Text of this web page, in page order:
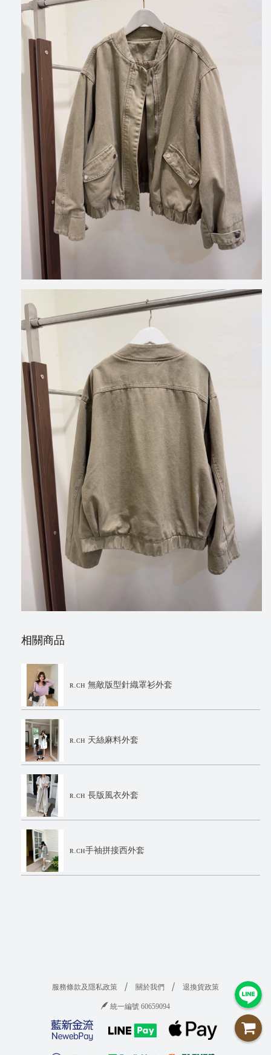
相關商品
ʀ.ᴄʜ 無敵版型針織罩衫外套
ʀ.ᴄʜ 天絲麻料外套
ʀ.ᴄʜ 長版風衣外套
ʀ.ᴄʜ手袖拼接西外套
服務條款及隱私政策 關於我們 退換貨政策
統一編號 60659094